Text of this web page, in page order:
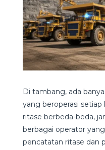
Di tambang, ada
yang beroperasi
ritase berbeda-beda,
berbagai operator
pencatatan ritase dan